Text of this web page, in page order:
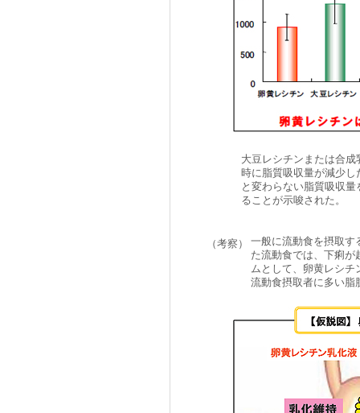
大豆レシチンまたは合
時に脂質吸収量が減少
と変わらない脂質吸収
ることが示唆された。
（考察）
一般に流動食を摂取す
た流動食では、下痢が
ムとして、卵黄レシチ
流動食摂取者に多い脂